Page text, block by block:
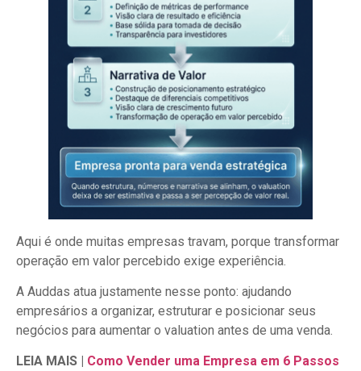
Aqui é onde muitas empresas travam, porque transformar
operação em valor percebido exige experiência.
A Auddas atua justamente nesse ponto: ajudando
empresários a organizar, estruturar e posicionar seus
negócios para aumentar o valuation antes de uma venda.
LEIA MAIS | Como Vender uma Empresa em 6 Passos